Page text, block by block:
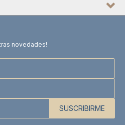
novedades!
SUSCRIBIRME